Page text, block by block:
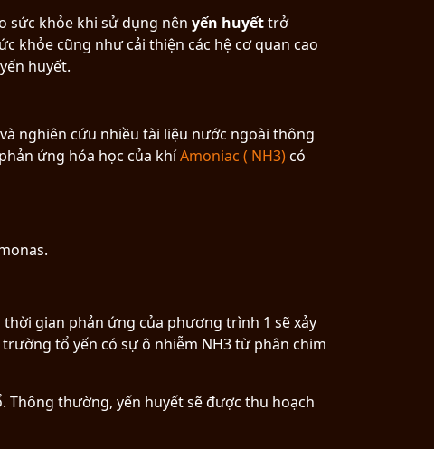
sức khỏe khi sử dụng nên yến huyếttrở
khỏe cũng như cải thiện các hệ cơ quan cao
huyết.
nghiên cứu nhiều tài liệu nước ngoài thông
ứng hóa học của khíAmoniac ( NH3)có
gian phản ứng của phương trình 1 sẽ xảy
tổ yến có sự ô nhiễm NH3 từ phân chim
thường, yến huyết sẽ được thu hoạch